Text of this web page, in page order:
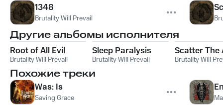
1348
Brutality Will Prevail
Другие альбомы исполнителя
Root of All Evil
Brutality Will Prevail
Sleep Paralysis
Brutality Will Prevail
Scatter The
Brutality Will
Похожие треки
Was: Is
Saving Grace